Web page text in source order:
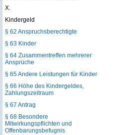
X.
Kindergeld
§ 62 Anspruchsberechtigte
§ 63 Kinder
§ 64 Zusammentreffen mehrerer
Ansprüche
§ 65 Andere Leistungen für Kinder
§ 66 Höhe des Kindergeldes,
Zahlungszeitraum
§ 67 Antrag
§ 68 Besondere
Mitwirkungspflichten und
Offenbarungsbefugnis